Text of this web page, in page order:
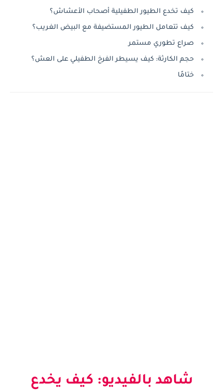
كيف تخدع الطيور الطفيلية أصحاب الأعشاش؟
كيف تتعامل الطيور المستضيفة مع البيض الغريب؟
صراع تطوري مستمر
حجم الكارثة: كيف يسيطر الفرخ الطفيلي على العش؟
ختامًا
شاهد بالفيديو: كيف يخدع